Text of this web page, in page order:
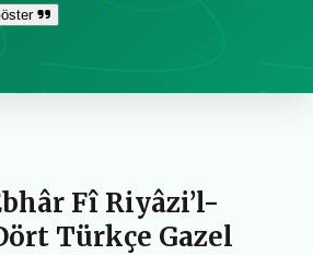
Fî Riyâzi’l-
Türkçe Gazel